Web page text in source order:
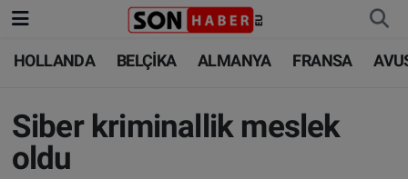
HOLLANDA BELÇİKA ALMANYA FRANSA
Siber kriminallik meslek
oldu
HOLLANDA
BELÇİKA
ALMANYA
HOLLANDA
BELÇİKA
ALMANYA
Nöbetçi Eczaneler
Hava Durumu
Trafik Durumu